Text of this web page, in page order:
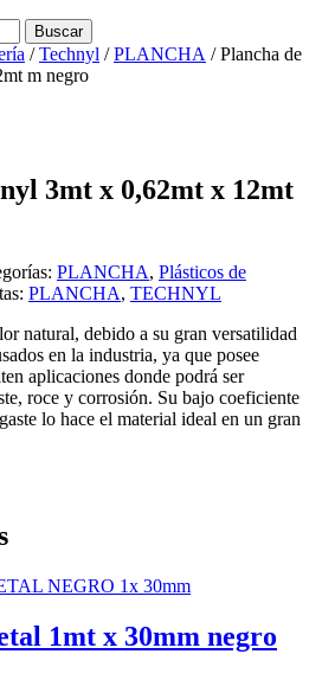
Buscar
/Technyl /PLANCHA / Plancha de
m negro
3mt x 0,62mt x 12mt
PLANCHA, Plásticos de
PLANCHA, TECHNYL
natural, debido a su gran versatilidad
en la industria, ya que posee
aplicaciones donde podrá ser
roce y corrosión. Su bajo coeficiente
lo hace el material ideal en un gran
1mt x 30mm negro